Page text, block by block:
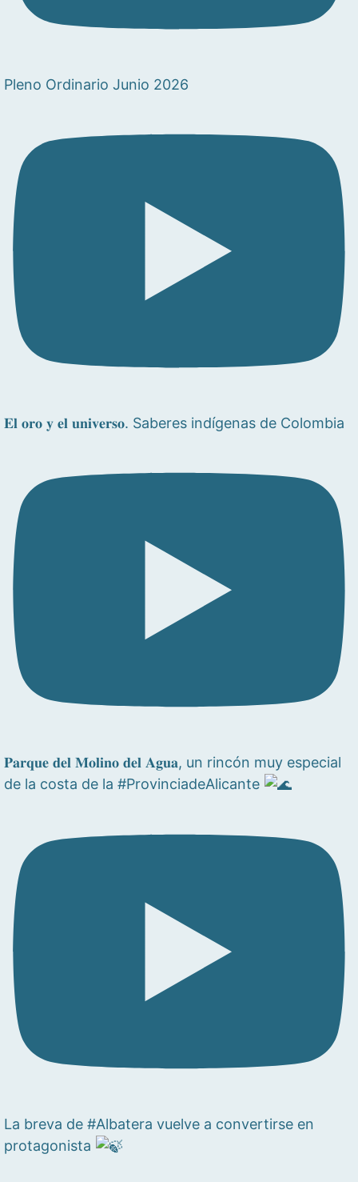
Pleno Ordinario Junio 2026
𝐄𝐥 𝐨𝐫𝐨 𝐲 𝐞𝐥 𝐮𝐧𝐢𝐯𝐞𝐫𝐬𝐨. Saberes indígenas de Colombia
𝐏𝐚𝐫𝐪𝐮𝐞 𝐝𝐞𝐥 𝐌𝐨𝐥𝐢𝐧𝐨 𝐝𝐞𝐥 𝐀𝐠𝐮𝐚, un rincón muy especial
de la costa de la #ProvinciadeAlicante
La breva de #Albatera vuelve a convertirse en
protagonista